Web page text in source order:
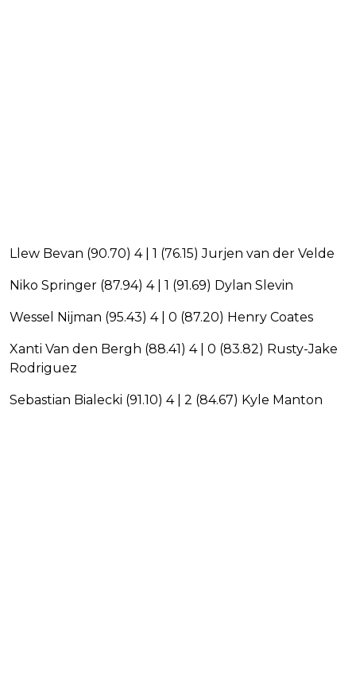
Llew Bevan (90.70) 4 | 1 (76.15) Jurjen van der Velde
Niko Springer (87.94) 4 | 1 (91.69) Dylan Slevin
Wessel Nijman (95.43) 4 | 0 (87.20) Henry Coates
Xanti Van den Bergh (88.41) 4 | 0 (83.82) Rusty-Jake
Rodriguez
Sebastian Bialecki (91.10) 4 | 2 (84.67) Kyle Manton